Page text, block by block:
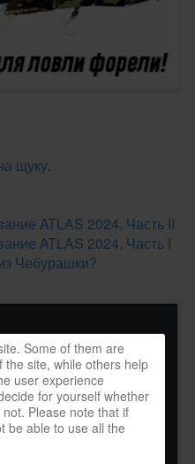
щуку.
ATLAS 2024. Часть II
ATLAS 2024. Часть I
Чебурашки?
Some of them are
site, while others help
user experience
for yourself whether
Please note that if
be able to use all the